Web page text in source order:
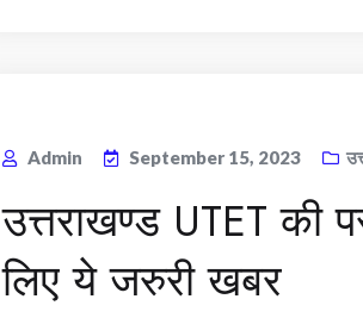
Admin September 15, 2023
उत्तराखण्ड UTET की
लिए ये जरुरी खबर